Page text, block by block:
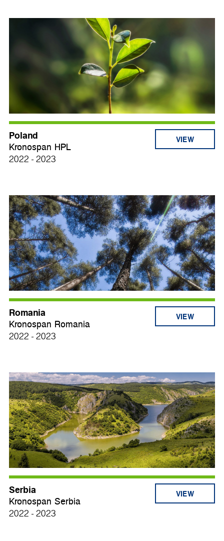
Poland
Kronospan HPL
2022 - 2023
VIEW
Romania
Kronospan Romania
2022 - 2023
VIEW
Serbia
Kronospan Serbia
2022 - 2023
VIEW